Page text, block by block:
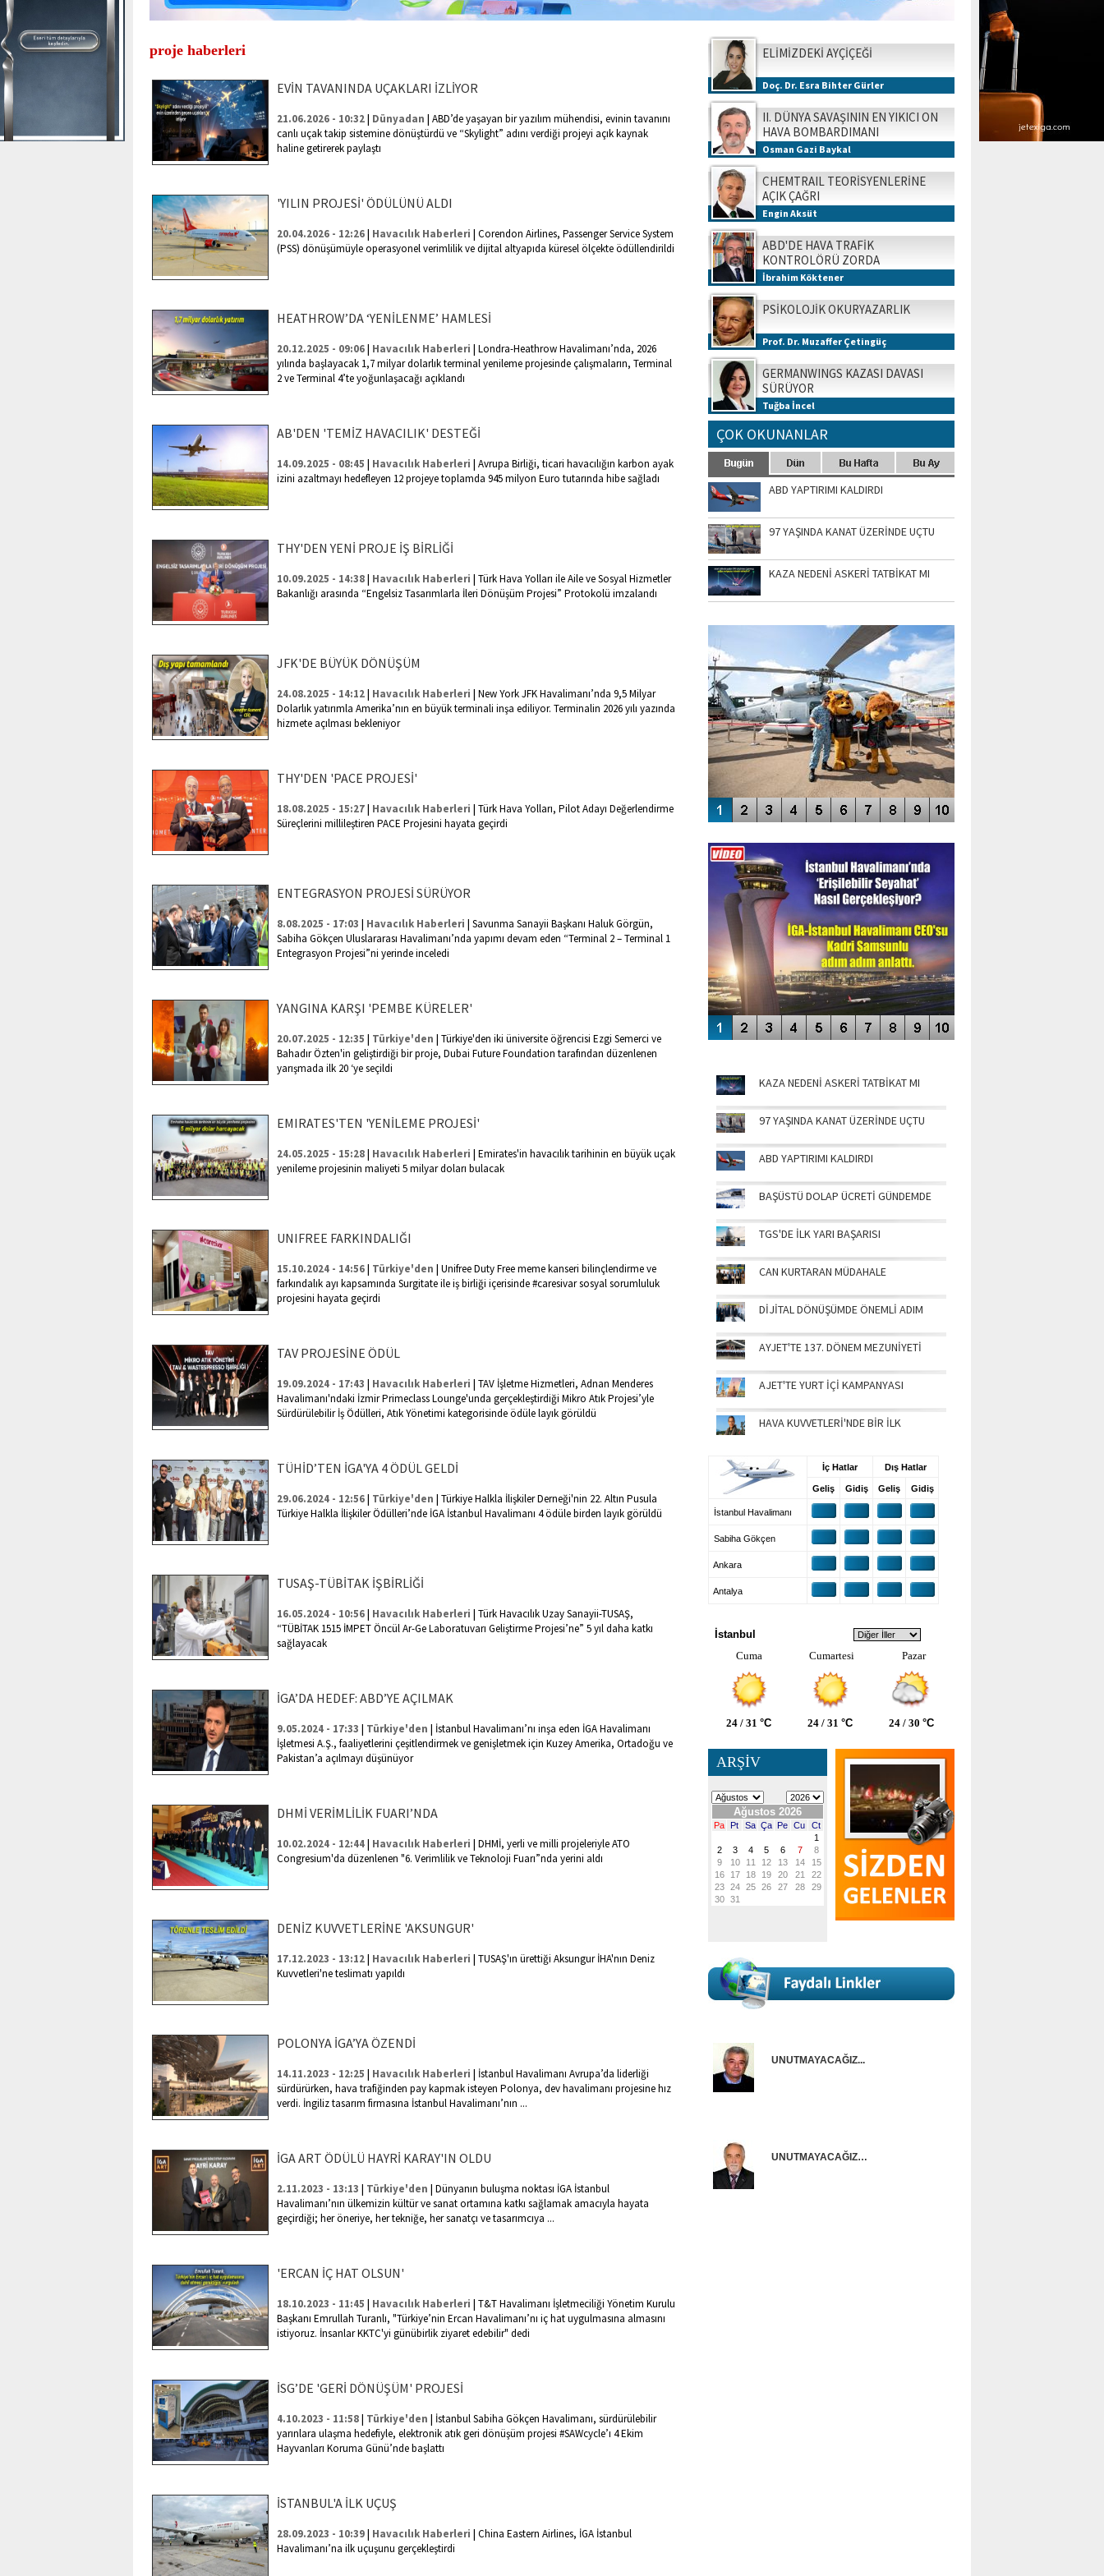
proje haberleri
EVİN TAVANINDA UÇAKLARI İZLİYOR
21.06.2026 - 10:32| Dünyadan | ABD’de yaşayan bir yazılım mühendisi, evinin tavanını
canlı uçak takip sistemine dönüştürdü ve “Skylight” adını verdiği projeyi açık kaynak
haline getirerek paylaştı
'YILIN PROJESİ' ÖDÜLÜNÜ ALDI
20.04.2026 - 12:26| Havacılık Haberleri | Corendon Airlines, Passenger Service System
(PSS) dönüşümüyle operasyonel verimlilik ve dijital altyapıda küresel ölçekte ödüllendirildi
HEATHROW’DA ‘YENİLENME’ HAMLESİ
20.12.2025 - 09:06| Havacılık Haberleri | Londra-Heathrow Havalimanı’nda, 2026
yılında başlayacak 1,7 milyar dolarlık terminal yenileme projesinde çalışmaların, Terminal
2 ve Terminal 4’te yoğunlaşacağı açıklandı
AB'DEN 'TEMİZ HAVACILIK' DESTEĞİ
14.09.2025 - 08:45 | Havacılık Haberleri | Avrupa Birliği, ticari havacılığın karbon ayak
izini azaltmayı hedefleyen 12 projeye toplamda 945 milyon Euro tutarında hibe sağladı
THY'DEN YENİ PROJE İŞ BİRLİĞİ
10.09.2025 - 14:38| Havacılık Haberleri | Türk Hava Yolları ile Aile ve Sosyal Hizmetler
Bakanlığı arasında “Engelsiz Tasarımlarla İleri Dönüşüm Projesi” Protokolü imzalandı
JFK'DE BÜYÜK DÖNÜŞÜM
24.08.2025 - 14:12| Havacılık Haberleri | New York JFK Havalimanı’nda 9,5 Milyar
Dolarlık yatırımla Amerika’nın en büyük terminali inşa ediliyor. Terminalin 2026 yılı yazında
hizmete açılması bekleniyor
THY'DEN 'PACE PROJESİ'
18.08.2025 - 15:27| Havacılık Haberleri | Türk Hava Yolları, Pilot Adayı Değerlendirme
Süreçlerini millileştiren PACE Projesini hayata geçirdi
ENTEGRASYON PROJESİ SÜRÜYOR
8.08.2025 - 17:03 | Havacılık Haberleri | Savunma Sanayii Başkanı Haluk Görgün,
Sabiha Gökçen Uluslararası Havalimanı’nda yapımı devam eden “Terminal 2 – Terminal 1
Entegrasyon Projesi”ni yerinde inceledi
YANGINA KARŞI 'PEMBE KÜRELER'
20.07.2025 - 12:35 | Türkiye'den | Türkiye'den iki üniversite öğrencisi Ezgi Semerci ve
Bahadır Özten'in geliştirdiği bir proje, Dubai Future Foundation tarafından düzenlenen
yarışmada ilk 20 ‘ye seçildi
EMIRATES'TEN 'YENİLEME PROJESİ'
24.05.2025 - 15:28| Havacılık Haberleri | Emirates'in havacılık tarihinin en büyük uçak
yenileme projesinin maliyeti 5 milyar doları bulacak
UNIFREE FARKINDALIĞI
15.10.2024 - 14:56| Türkiye'den | Unifree Duty Free meme kanseri bilinçlendirme ve
farkındalık ayı kapsamında Surgitate ile iş birliği içerisinde #caresivar sosyal sorumluluk
projesini hayata geçirdi
TAV PROJESİNE ÖDÜL
19.09.2024 - 17:43 | Havacılık Haberleri | TAV İşletme Hizmetleri, Adnan Menderes
Havalimanı'ndaki İzmir Primeclass Lounge'unda gerçekleştirdiği Mikro Atık Projesi’yle
Sürdürülebilir İş Ödülleri, Atık Yönetimi kategorisinde ödüle layık görüldü
TÜHİD’TEN İGA'YA 4 ÖDÜL GELDİ
29.06.2024 - 12:56| Türkiye'den | Türkiye Halkla İlişkiler Derneği'nin 22. Altın Pusula
Türkiye Halkla İlişkiler Ödülleri’nde İGA İstanbul Havalimanı 4 ödüle birden layık görüldü
TUSAŞ-TÜBİTAK İŞBİRLİĞİ
16.05.2024 - 10:56| Havacılık Haberleri | Türk Havacılık Uzay Sanayii-TUSAŞ,
“TÜBİTAK 1515 İMPET Öncül Ar-Ge Laboratuvarı Geliştirme Projesi’ne” 5 yıl daha katkı
sağlayacak
İGA’DA HEDEF: ABD’YE AÇILMAK
9.05.2024 - 17:33 | Türkiye'den | İstanbul Havalimanı’nı inşa eden İGA Havalimanı
İşletmesi A.Ş., faaliyetlerini çeşitlendirmek ve genişletmek için Kuzey Amerika, Ortadoğu ve
Pakistan’a açılmayı düşünüyor
DHMİ VERİMLİLİK FUARI’NDA
10.02.2024 - 12:44| Havacılık Haberleri | DHMİ, yerli ve milli projeleriyle ATO
Congresium'da düzenlenen "6. Verimlilik ve Teknoloji Fuarı”nda yerini aldı
DENİZ KUVVETLERİNE 'AKSUNGUR'
17.12.2023 - 13:12| Havacılık Haberleri | TUSAŞ'ın ürettiği Aksungur İHA'nın Deniz
Kuvvetleri'ne teslimatı yapıldı
POLONYA İGA’YA ÖZENDİ
14.11.2023 - 12:25 | Havacılık Haberleri | İstanbul Havalimanı Avrupa’da liderliği
sürdürürken, hava trafiğinden pay kapmak isteyen Polonya, dev havalimanı projesine hız
verdi. İngiliz tasarım firmasına İstanbul Havalimanı’nın ...
İGA ART ÖDÜLÜ HAYRİ KARAY'IN OLDU
2.11.2023 - 13:13 | Türkiye'den | Dünyanın buluşma noktası İGA İstanbul
Havalimanı’nın ülkemizin kültür ve sanat ortamına katkı sağlamak amacıyla hayata
geçirdiği; her öneriye, her tekniğe, her sanatçı ve tasarımcıya ...
'ERCAN İÇ HAT OLSUN'
18.10.2023 - 11:45 | Havacılık Haberleri | T&T Havalimanı İşletmeciliği Yönetim Kurulu
Başkanı Emrullah Turanlı, "Türkiye’nin Ercan Havalimanı’nı iç hat uygulmasına almasını
istiyoruz. İnsanlar KKTC'yi günübirlik ziyaret edebilir" dedi
İSG’DE 'GERİ DÖNÜŞÜM' PROJESİ
4.10.2023 - 11:58| Türkiye'den | İstanbul Sabiha Gökçen Havalimanı, sürdürülebilir
yarınlara ulaşma hedefiyle, elektronik atık geri dönüşüm projesi #SAWcycle’ı 4 Ekim
Hayvanları Koruma Günü’nde başlattı
İSTANBUL'A İLK UÇUŞ
28.09.2023 - 10:39| Havacılık Haberleri | China Eastern Airlines, İGA İstanbul
Havalimanı’na ilk uçuşunu gerçekleştirdi
ELİMİZDEKİ AYÇİÇEĞİ
Doç. Dr. Esra Bihter Gürler
II. DÜNYA SAVAŞININ EN YIKICI ON
HAVA BOMBARDIMANI
Osman Gazi Baykal
CHEMTRAIL TEORİSYENLERİNE
AÇIK ÇAĞRI
Engin Aksüt
ABD'DE HAVA TRAFİK
KONTROLÖRÜ ZORDA
İbrahim Köktener
PSİKOLOJİK OKURYAZARLIK
Prof. Dr. Muzaffer Çetingüç
GERMANWINGS KAZASI DAVASI
SÜRÜYOR
Tuğba İncel
ÇOK OKUNANLAR
ABD YAPTIRIMI KALDIRDI
97 YAŞINDA KANAT ÜZERİNDE UÇTU
KAZA NEDENİ ASKERİ TATBİKAT MI
SİNGAPUR AIRSHOW-2020
ENGELLERİN AŞILDIĞI HAVALİMANI
KAZA NEDENİ ASKERİ TATBİKAT MI
97 YAŞINDA KANAT ÜZERİNDE UÇTU
ABD YAPTIRIMI KALDIRDI
BAŞÜSTÜ DOLAP ÜCRETİ GÜNDEMDE
TGS'DE İLK YARI BAŞARISI
CAN KURTARAN MÜDAHALE
DİJİTAL DÖNÜŞÜMDE ÖNEMLİ ADIM
AYJET'TE 137. DÖNEM MEZUNİYETİ
AJET'TE YURT İÇİ KAMPANYASI
HAVA KUVVETLERİ'NDE BİR İLK
İç Hatlar Dış Hatlar
Geliş Gidiş Geliş Gidiş
İstanbul Havalimanı
Sabiha Gökçen
Ankara
Antalya
İstanbul
Cuma
Cumartesi Pazar
24 / 31 °C 24 / 31 °C 24 / 30 °C
ARŞİV
UNUTMAYACAĞIZ...
UNUTMAYACAĞIZ…